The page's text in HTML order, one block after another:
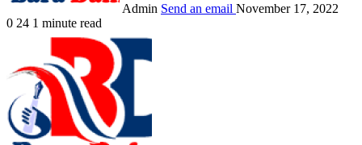
Admin Send an email November 17, 2022
0 24 1 minute read